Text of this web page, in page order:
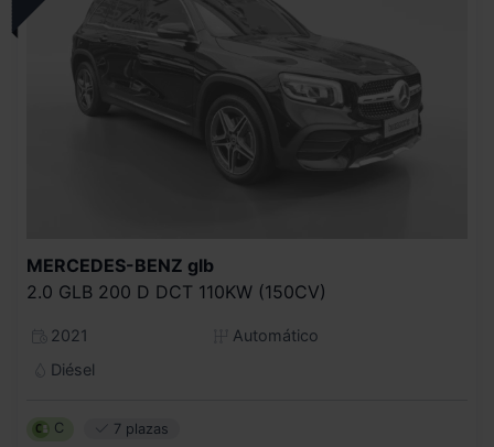
MERCEDES-BENZ glb
2.0 GLB 200 D DCT 110KW (150CV)
2021
Automático
Diésel
C 7 plazas